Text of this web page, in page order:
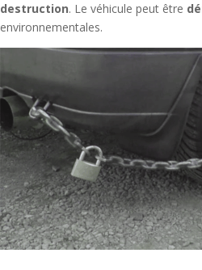
destruction. Le véhicule peut être
environnementales.